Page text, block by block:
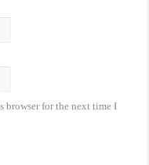
browser for the next time I